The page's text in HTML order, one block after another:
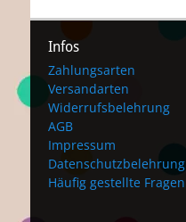
Infos
Zahlungsarten
Versandarten
Widerrufsbelehrung
AGB
Impressum
Datenschutzbelehrung
Häufig gestellte Fragen